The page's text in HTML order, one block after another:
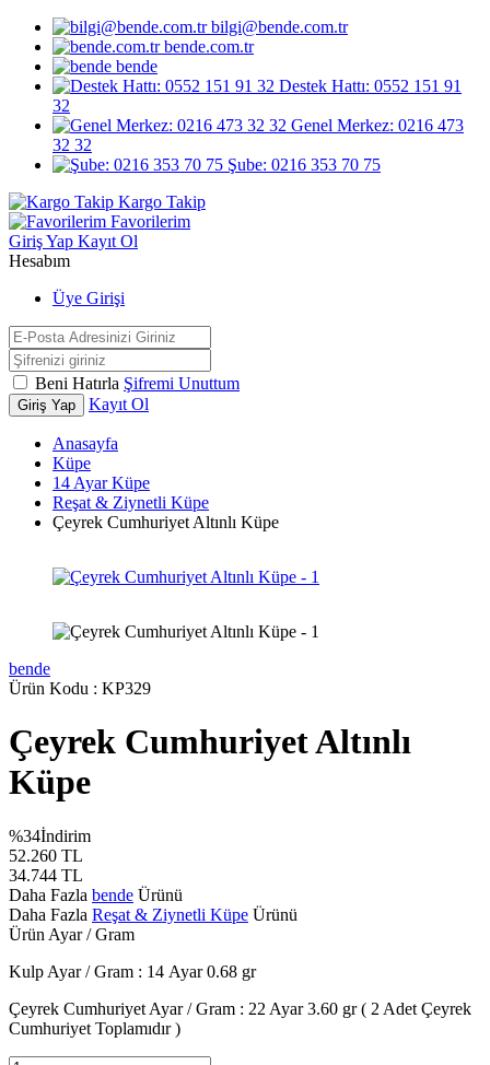
bilgi@bende.com.tr
bende.com.tr
bende
Destek Hattı: 0552 151 91
32
Genel Merkez: 0216 473
32 32
Şube: 0216 353 70 75
Kargo Takip
Favorilerim
Giriş Yap Kayıt Ol
Hesabım
Üye Girişi
Beni Hatırla Şifremi Unuttum
Giriş Yap Kayıt Ol
Anasayfa
Küpe
14 Ayar Küpe
Reşat & Ziynetli Küpe
Çeyrek Cumhuriyet Altınlı Küpe
bende
Ürün Kodu : KP329
Çeyrek Cumhuriyet Altınlı
Küpe
%34İndirim
52.260 TL
34.744 TL
Daha Fazla bende Ürünü
Daha Fazla Reşat & Ziynetli Küpe Ürünü
Ürün Ayar / Gram
Kulp Ayar / Gram : 14 Ayar0.68 gr
Çeyrek Cumhuriyet Ayar / Gram : 22 Ayar 3.60 gr ( 2 Adet Çeyrek
Cumhuriyet Toplamıdır )